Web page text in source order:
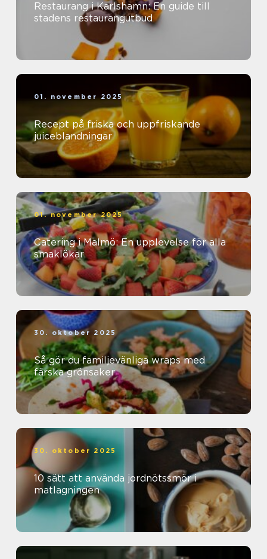
Restaurang i Karlshamn: En guide till
stadens restaurangutbud
01. november 2025
Recept på friska och uppfriskande
juiceblandningar
01. november 2025
Catering i Malmö: En upplevelse för alla
smaklökar
30. oktober 2025
Så gör du familjevänliga wraps med
färska grönsaker
30. oktober 2025
10 sätt att använda jordnötssmör i
matlagningen